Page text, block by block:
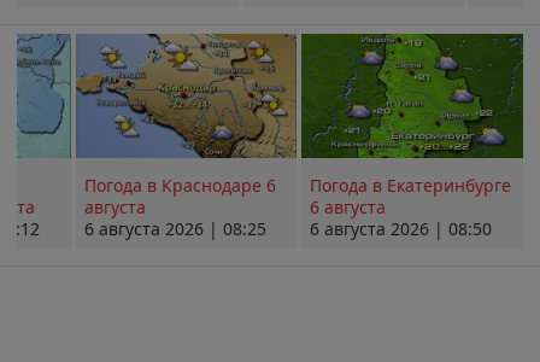
Погода в Краснодаре 6
августа
6 августа 2026 | 08:25
Погода в Екатеринбурге
6 августа
6 августа 2026 | 08:50